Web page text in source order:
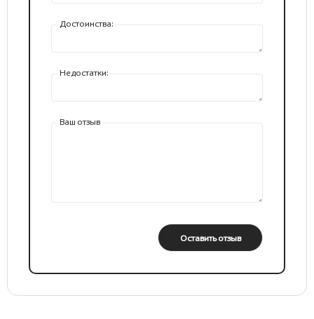
Достоинства:
Недостатки:
Ваш отзыв
Оставить отзыв